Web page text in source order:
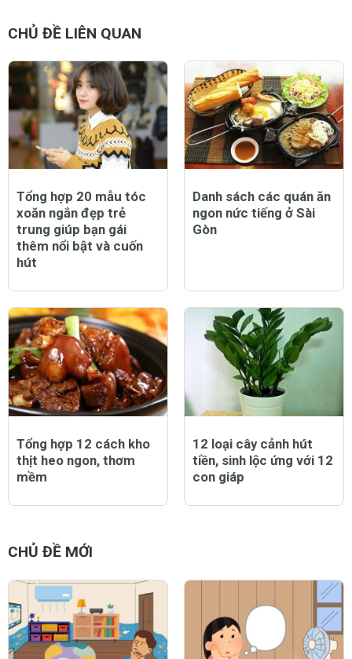
CHỦ ĐỀ LIÊN QUAN
Tổng hợp 20 mẫu tóc
xoăn ngắn đẹp trẻ
trung giúp bạn gái
thêm nổi bật và cuốn
hút
Danh sách các quán ăn
ngon nức tiếng ở Sài
Gòn
Tổng hợp 12 cách kho
thịt heo ngon, thơm
mềm
12 loại cây cảnh hút
tiền, sinh lộc ứng với 12
con giáp
CHỦ ĐỀ MỚI